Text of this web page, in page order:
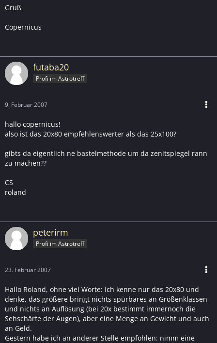
Gruß
Copernicus
futaba20
Profi im Astrotreff
9. Februar 2007
hallo copernicus!
also ist das 20x80 empfehlenswerter als das 25x100?
gibts da eigentlich ne bastelmethode um da zenitspiegel rann
zu machen??
CS
roland
peterirm
Profi im Astrotreff
23. Februar 2007
Hallo Roland, ohne viel Worte: Ich kenne nur das 20x80 und
denke, das größere bringt nichts spürbares an Größenklassen
und nichts an Auflösung (bei 20x bestimmt immernoch die
Sehschärfe der Augen), aber eine Menge an Gewicht und auch
an Geld.
Gestern habe ich an anderer Stelle empfohlen: nimm eine